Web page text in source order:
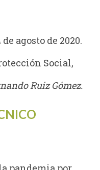
de agosto de 2020.
Social,
Ruiz Gómez.